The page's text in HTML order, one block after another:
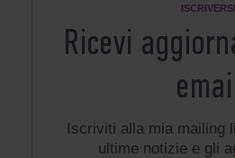
ISCRIVERSI
Ricevi
Iscriviti alla mia mailing
ultime notizie e gli